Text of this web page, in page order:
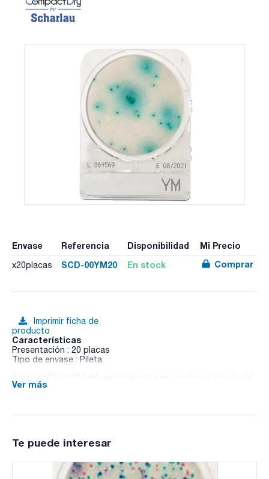
Envase Referencia Disponibilidad Mi Precio
x20placas SCD-00YM20 En stock Comprar
Imprimir ficha de
producto
Características
Presentación : 20 placas
Tipo de envase : Pileta
desarrollo de color y morfología característicos. El
Ver más
Te puede interesar